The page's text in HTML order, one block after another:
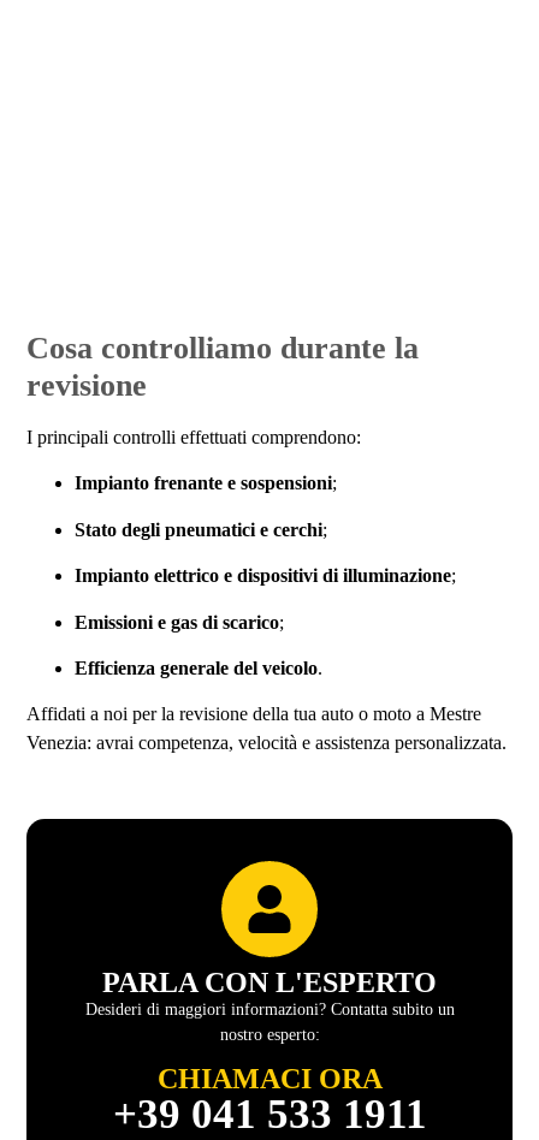
Cosa controlliamo durante la
revisione
I principali controlli effettuati comprendono:
Impianto frenante e sospensioni;
Stato degli pneumatici e cerchi;
Impianto elettrico e dispositivi di illuminazione;
Emissioni e gas di scarico;
Efficienza generale del veicolo.
Affidati a noi per la revisione della tua auto o moto a Mestre
Venezia: avrai competenza, velocità e assistenza personalizzata.
PARLA CON L'ESPERTO
Desideri di maggiori informazioni? Contatta subito un
nostro esperto:
CHIAMACI ORA
+39 041 533 1911